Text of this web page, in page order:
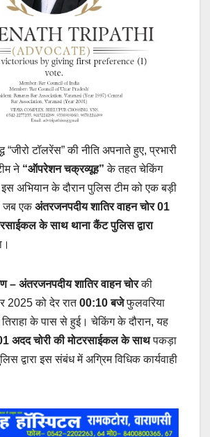
“जीरो टॉलरेंस” की नीति अपनाते हुए, प्रभारी
ने “ऑपरेशन चक्रव्यूह” के तहत चेकिंग
अभियान के दौरान पुलिस टीम को एक बड़ी
जब एकअंतरजनपदीय शातिर वाहन चोर 01
के साथ थाना कैंट पुलिस द्वारा
– अंतरजनपदीय शातिर वाहन चोरकी
2025 को देर रात00:10 बजेफुलवरिया
तिराहा के पास से हुई। चेकिंग के दौरान, यह
अदद चोरी की मोटरसाईकल के साथपकड़ा
द्वारा इस संबंध में अग्रिम विधिक कार्यवाही